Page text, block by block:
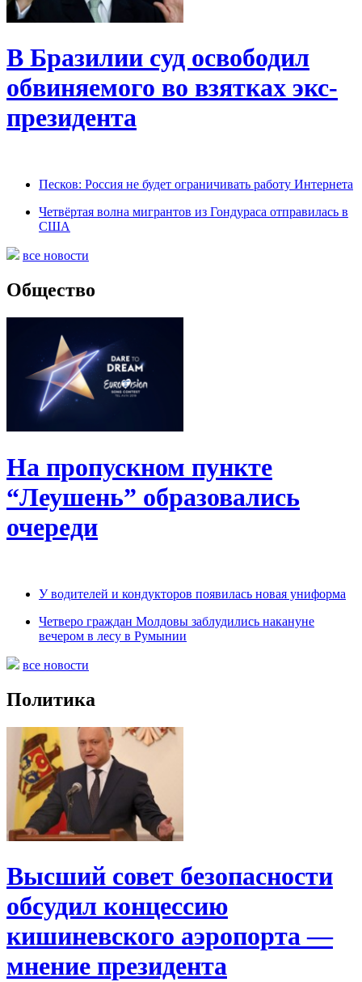
В Бразилии суд освободил
обвиняемого во взятках экс-
президента
Песков: Россия не будет ограничивать работу Интернета
Четвёртая волна мигрантов из Гондураса отправилась в
США
все новости
Общество
На пропускном пункте
“Леушень” образовались
очереди
У водителей и кондукторов появилась новая униформа
Четверо граждан Молдовы заблудились накануне
вечером в лесу в Румынии
все новости
Политика
Высший совет безопасности
обсудил концессию
кишиневского аэропорта —
мнение президента